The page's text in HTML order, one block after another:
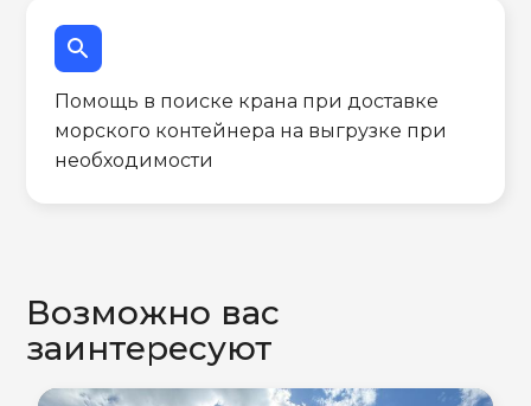
search
Помощь в поиске крана при доставке
морского контейнера на выгрузке при
необходимости
Возможно вас
заинтересуют